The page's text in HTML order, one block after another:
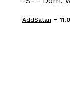
AddSatan -